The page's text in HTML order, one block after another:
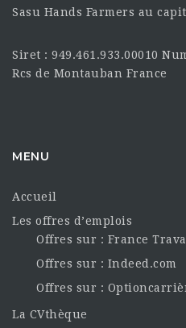
Sasu Hands Farmers au
Siret : 949.461.933.00010
Rcs de Montauban France
MENU
Accueil
Les offres d’emplois
Offres sur : France
Offres sur : Indeed.com
Offres sur :
La CVthèque